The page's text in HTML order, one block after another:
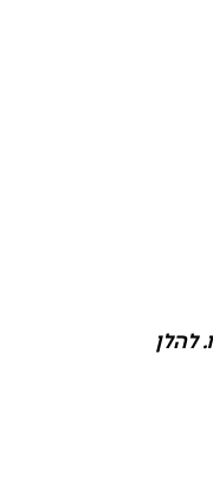
להלן